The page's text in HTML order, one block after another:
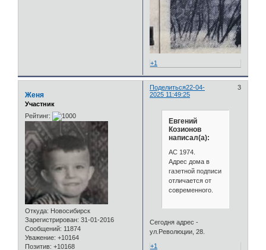
+1
Поделиться 3
22-04-
2025 11:49:25
Женя
Участник
Рейтинг:
Откуда: Новосибирск
Зарегистрирован: 31-01-2016
Сообщений: 11874
Уважение: +10164
Позитив: +10168
Евгений
Козионов
написал(а):
АС 1974.
Адрес дома в
газетной подписи
отличается от
современного.
Сегодня адрес -
ул.Революции, 28.
+1